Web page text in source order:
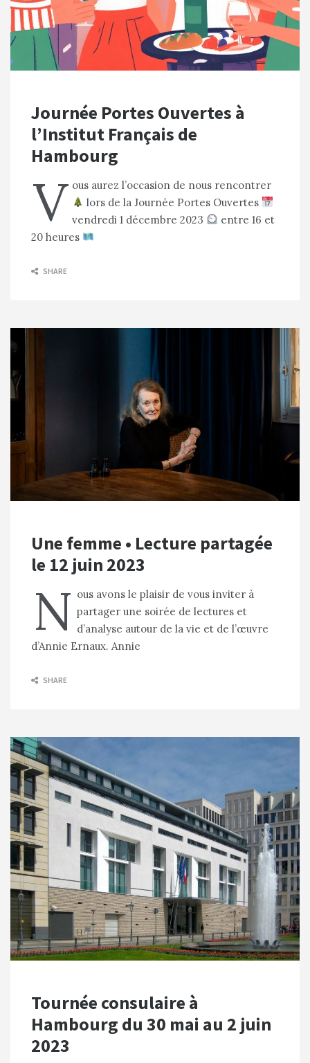
Journée Portes Ouvertes à
l’Institut Français de
Hambourg
V ous aurez l’occasion de nous rencontrer
lors de la Journée Portes Ouvertes
vendredi 1 décembre 2023
entre 16 et
20 heures
SHARE
Une femme • Lecture partagée
le 12 juin 2023
N ous avons le plaisir de vous inviter à
partager une soirée de lectures et
d’analyse autour de la vie et de l’œuvre
d’Annie Ernaux. Annie
SHARE
Tournée consulaire à
Hambourg du 30 mai au 2 juin
2023